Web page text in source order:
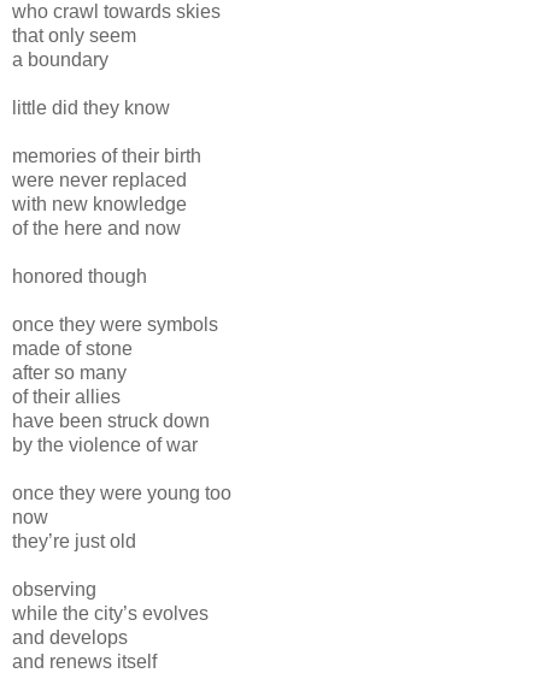
who crawl towards skies
that only seem
a boundary
little did they know
memories of their birth
were never replaced
with new knowledge
of the here and now
honored though
once they were symbols
made of stone
after so many
of their allies
have been struck down
by the violence of war
once they were young too
now
they’re just old
observing
while the city’s evolves
and develops
and renews itself